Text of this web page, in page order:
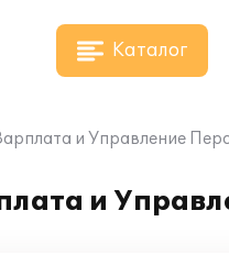
Каталог
и Управление
и